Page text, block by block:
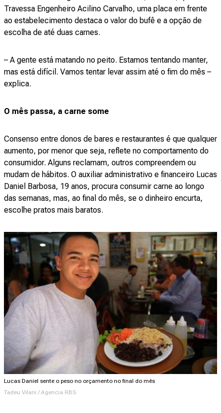
Travessa Engenheiro Acilino Carvalho, uma placa em frente
ao estabelecimento destaca o valor do bufê e a opção de
escolha de até duas carnes.
– A gente está matando no peito. Estamos tentando manter,
mas está difícil. Vamos tentar levar assim até o fim do mês –
explica.
O mês passa, a carne some
Consenso entre donos de bares e restaurantes é que qualquer
aumento, por menor que seja, reflete no comportamento do
consumidor. Alguns reclamam, outros compreendem ou
mudam de hábitos. O auxiliar administrativo e financeiro Lucas
Daniel Barbosa, 19 anos, procura consumir carne ao longo
das semanas, mas, ao final do mês, se o dinheiro encurta,
escolhe pratos mais baratos.
Lucas Daniel sente o peso no orçamento no final do mês
Tadeu Vilani / Agencia RBS